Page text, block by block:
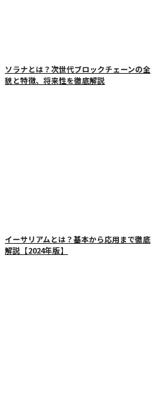
ソラナとは？次世代ブロックチェーンの全
貌と特徴、将来性を徹底解説
イーサリアムとは？基本から応用まで徹底
解説【2024年版】